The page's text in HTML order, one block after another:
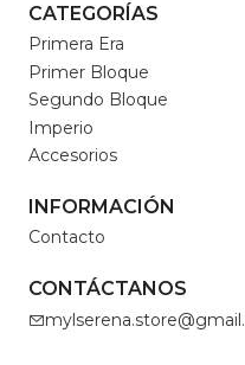
CATEGORÍAS
Primera Era
Primer Bloque
Segundo Bloque
Imperio
Accesorios
INFORMACIÓN
Contacto
CONTÁCTANOS